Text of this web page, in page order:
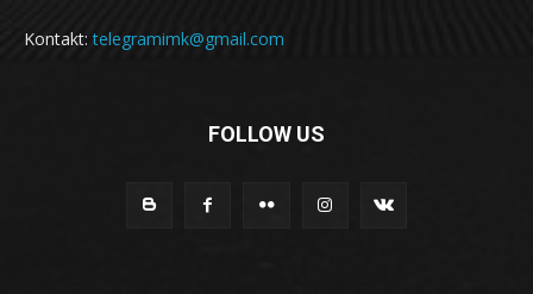
Kontakt:telegramimk@gmail.com
FOLLOW US